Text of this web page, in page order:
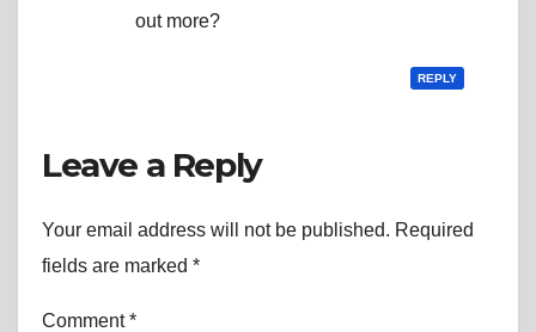
out more?
REPLY
Leave a Reply
Your email address will not be published. Required
fields are marked *
Comment*